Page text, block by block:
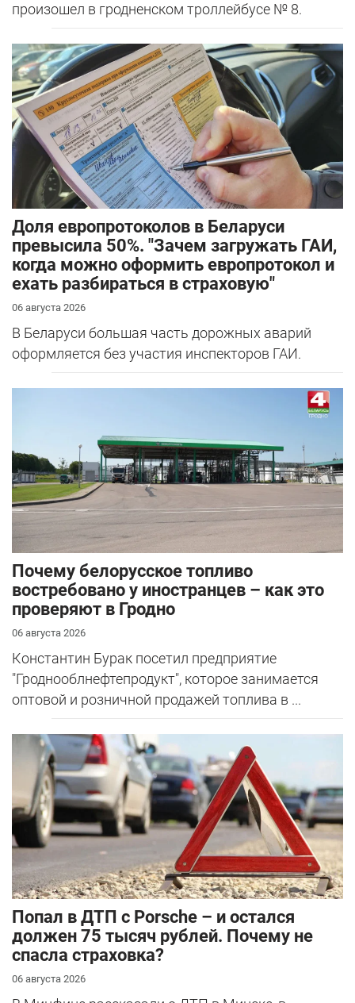
произошел в гродненском троллейбусе № 8.
Доля европротоколов в Беларуси
превысила 50%. "Зачем загружать ГАИ,
когда можно оформить европротокол и
ехать разбираться в страховую"
06 августа 2026
В Беларуси большая часть дорожных аварий
оформляется без участия инспекторов ГАИ.
Почему белорусское топливо
востребовано у иностранцев – как это
проверяют в Гродно
06 августа 2026
Константин Бурак посетил предприятие
"Гроднооблнефтепродукт", которое занимается
оптовой и розничной продажей топлива в ...
​Попал в ДТП с Porsche – и остался
должен 75 тысяч рублей. Почему не
спасла страховка?
06 августа 2026